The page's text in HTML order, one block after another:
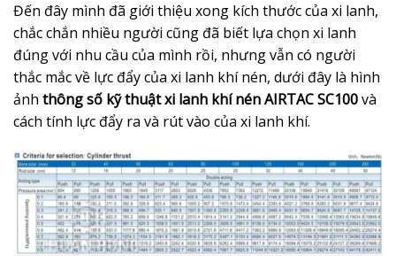
Đến đây mình đã giới thiệu xong kích thước của xi lanh,
chắc chắn nhiều người cũng đã biết lựa chọn xi lanh
đúng với nhu cầu của mình rồi, nhưng vẫn có người
thắc mắc về lực đẩy của xi lanh khí nén, dưới đây là hình
ảnh thông số kỹ thuật xi lanh khí nén AIRTAC SC100và
cách tính lực đẩy ra và rút vào của xi lanh khí.